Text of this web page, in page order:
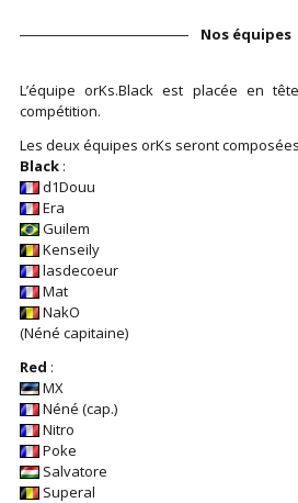
Nos équipes
L’équipe orKs.Black est placée en
compétition.
Les deux équipes orKs seront
Black :
d1Douu
Era
Guilem
Kenseily
lasdecoeur
Mat
NakO
(Néné capitaine)
Red :
MX
Néné (cap.)
Nitro
Poke
Salvatore
Superal